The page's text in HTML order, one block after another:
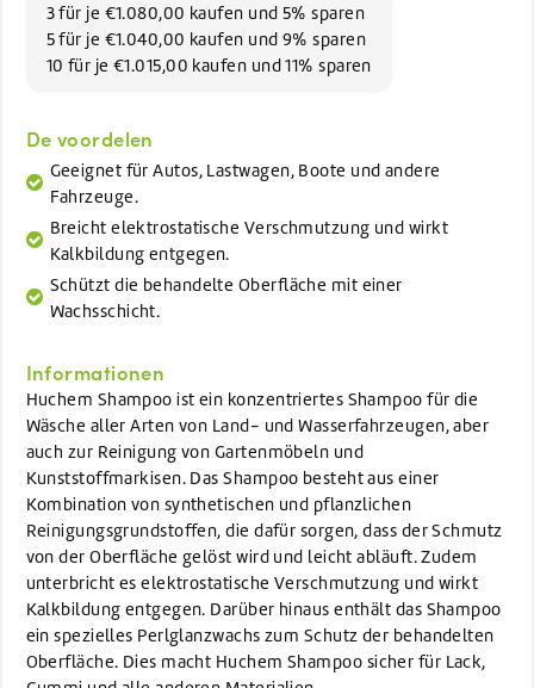
3 für je €1.080,00 kaufen und 5% sparen
5 für je €1.040,00 kaufen und 9% sparen
10 für je €1.015,00 kaufen und 11% sparen
De voordelen
Geeignet für Autos, Lastwagen, Boote und andere
Fahrzeuge.
Breicht elektrostatische Verschmutzung und wirkt
Kalkbildung entgegen.
Schützt die behandelte Oberfläche mit einer
Wachsschicht.
Informationen
Huchem Shampoo ist ein konzentriertes Shampoo für die
Wäsche aller Arten von Land- und Wasserfahrzeugen, aber
auch zur Reinigung von Gartenmöbeln und
Kunststoffmarkisen. Das Shampoo besteht aus einer
Kombination von synthetischen und pflanzlichen
Reinigungsgrundstoffen, die dafür sorgen, dass der Schmutz
von der Oberfläche gelöst wird und leicht abläuft. Zudem
unterbricht es elektrostatische Verschmutzung und wirkt
Kalkbildung entgegen. Darüber hinaus enthält das Shampoo
ein spezielles Perlglanzwachs zum Schutz der behandelten
Oberfläche. Dies macht Huchem Shampoo sicher für Lack,